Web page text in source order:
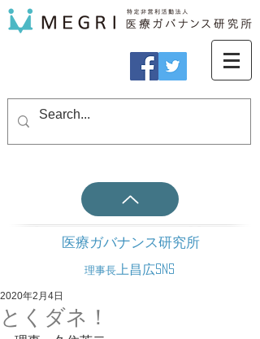
医療ガバナンス研究所
理事長 上昌広SNS
とくダネ！
2020年2月4日